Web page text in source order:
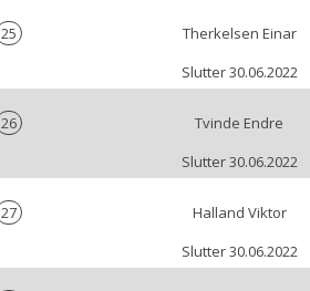
25
Therkelsen Einar
Slutter 30.06.2022
26
Tvinde Endre
Slutter 30.06.2022
27
Halland Viktor
Slutter 30.06.2022